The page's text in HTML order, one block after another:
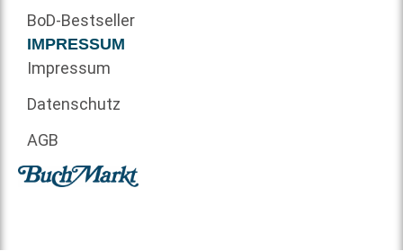
BoD-Bestseller
IMPRESSUM
Impressum
Datenschutz
AGB